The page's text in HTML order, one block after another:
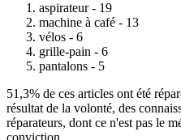
aspirateur - 19
machine à café - 13
vélos - 6
grille-pain - 6
pantalons - 5
51,3% de ces articles ont été
résultat de la volonté, des
réparateurs, dont ce n'est pas le